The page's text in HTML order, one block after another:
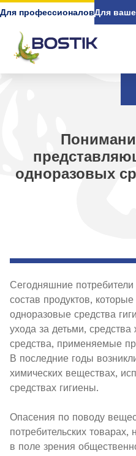
Go to content Go to
Для профессионаловДля
одноразовых
Сегодняшние потребители
состав продуктов,
одноразовые средства
ухода за детьми,
средства, применяемые
В последние годы
химических веществах,
средствах гигиены.
Опасения по поводу
потребительских
в поле зрения